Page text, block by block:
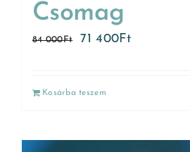
Csomag
84 000Ft 71 400Ft
Kosárba teszem